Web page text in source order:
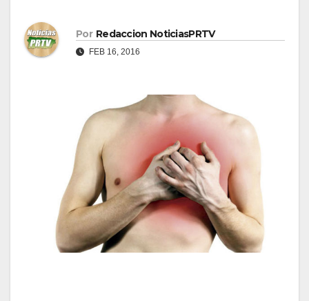
Por Redaccion NoticiasPRTV
FEB 16, 2016